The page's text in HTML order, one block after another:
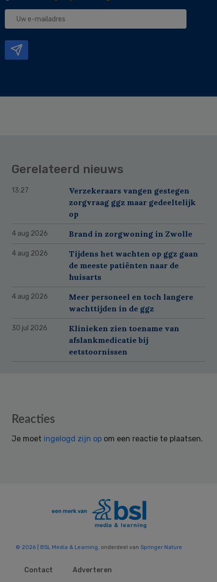
Uw
Gerelateerd nieuws
13:27
Verzekeraars vangen gestegen
zorgvraag ggz maar gedeeltelijk
op
4 aug 2026 Brand in zorgwoning in Zwolle
4 aug 2026
Tijdens het wachten op ggz gaan
de meeste patiënten naar de
huisarts
4 aug 2026
Meer personeel en toch langere
wachttijden in de ggz
30 jul 2026
Klinieken zien toename van
afslankmedicatie bij
eetstoornissen
Reader
Reacties
Je moet ingelogd zijn op om een reactie te plaatsen.
© 2026 | BSL Media & Learning, onderdeel van Springer Nature
Contact
Adverteren